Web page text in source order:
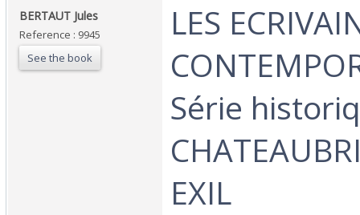
‎BERTAUT Jules‎
Reference : 9945
See the book
‎LES
Série
EXIL‎